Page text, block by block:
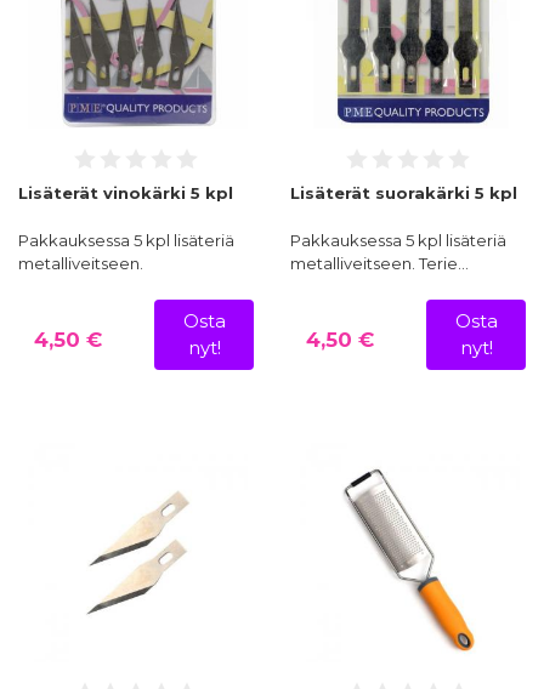
Lisäterät vinokärki 5 kpl
Pakkauksessa 5 kpl lisäteriä
metalliveitseen.
4,50 €
Osta
nyt!
Lisäterät suorakärki 5 kpl
Pakkauksessa 5 kpl lisäteriä
metalliveitseen. Terie…
4,50 €
Osta
nyt!